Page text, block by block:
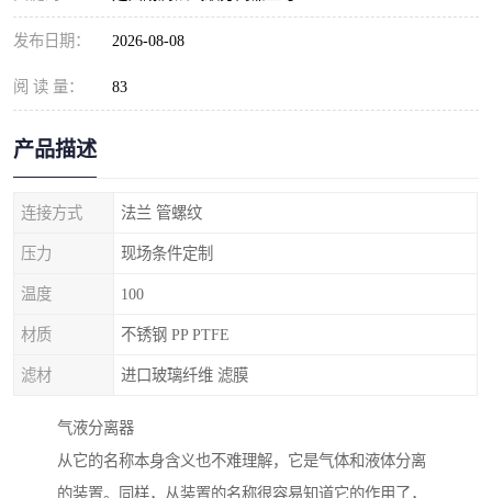
发布日期： 2026-08-08
阅 读 量： 83
产品描述
连接方式 法兰 管螺纹
压力 现场条件定制
温度 100
材质 不锈钢 PP PTFE
滤材 进口玻璃纤维 滤膜
气液分离器
从它的名称本身含义也不难理解，它是气体和液体分离
的装置。同样，从装置的名称很容易知道它的作用了，